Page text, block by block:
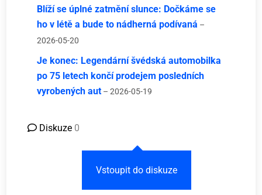
Blíží se úplné zatmění slunce: Dočkáme se
ho v létě a bude to nádherná podívaná –
2026-05-20
Je konec: Legendární švédská automobilka
po 75 letech končí prodejem posledních
vyrobených aut – 2026-05-19
Diskuze 0
Vstoupit do diskuze